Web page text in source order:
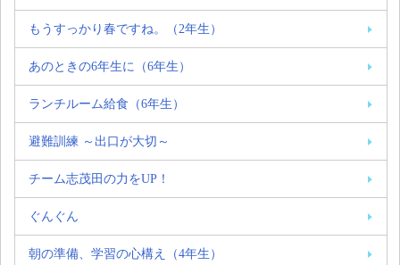
もうすっかり春ですね。（2年生）
あのときの6年生に（6年生）
ランチルーム給食（6年生）
避難訓練 ～出口が大切～
チーム志茂田の力をUP！
ぐんぐん
朝の準備、学習の心構え（4年生）